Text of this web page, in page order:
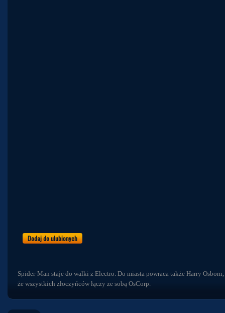
Spider-Man staje do walki z Electro. Do miasta powraca także Harry
że wszystkich złoczyńców łączy ze sobą OsCorp.